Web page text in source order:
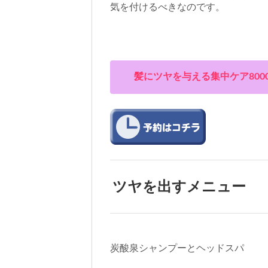
45%off2117円のクーポ
ヘッドスパ+カット+高
メンズの身嗜み
男性の方は美容院で髪
はカットだけだと思っ
ケアをしたいですよね
資生堂プロフェッショ
オンラインショップは
気を付けるべきなのです。
髪にツヤを与える集中ケア
ツヤを出すメニュー
炭酸泉シャンプーとヘッドスパ